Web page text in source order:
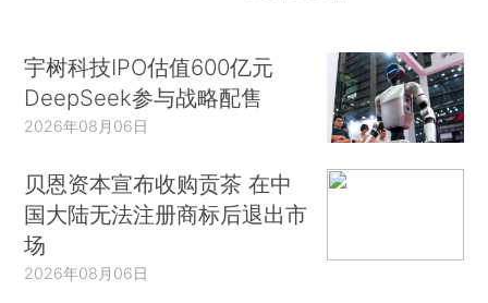
宇树科技IPO估值600亿元
DeepSeek参与战略配售
2026年08月06日
贝恩资本宣布收购贡茶 在中
国大陆无法注册商标后退出市
场
2026年08月06日